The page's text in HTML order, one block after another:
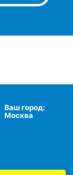
Ваш город:
Москва